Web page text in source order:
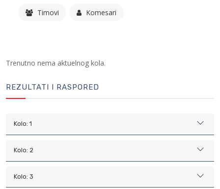
Timovi Komesari
Trenutno nema aktuelnog kola.
REZULTATI I RASPORED
Kolo: 1
Kolo: 2
Kolo: 3